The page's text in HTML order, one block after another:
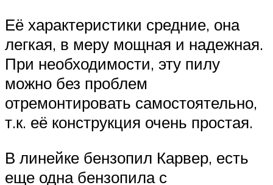
Её характеристики средние, она
легкая, в меру мощная и надежная.
При необходимости, эту пилу
можно без проблем
отремонтировать самостоятельно,
т.к. её конструкция очень простая.
В линейке бензопил Карвер, есть
еще одна бензопила с